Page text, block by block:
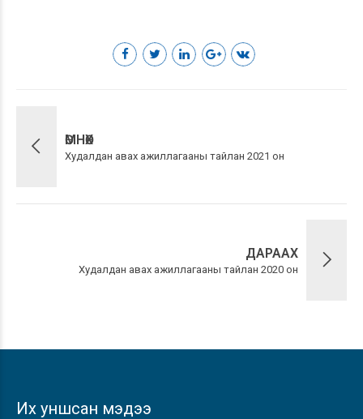
ӨМНӨХ
Худалдан авах ажиллагааны тайлан 2021 он
ДАРААХ
Худалдан авах ажиллагааны тайлан 2020 он
Их уншсан мэдээ